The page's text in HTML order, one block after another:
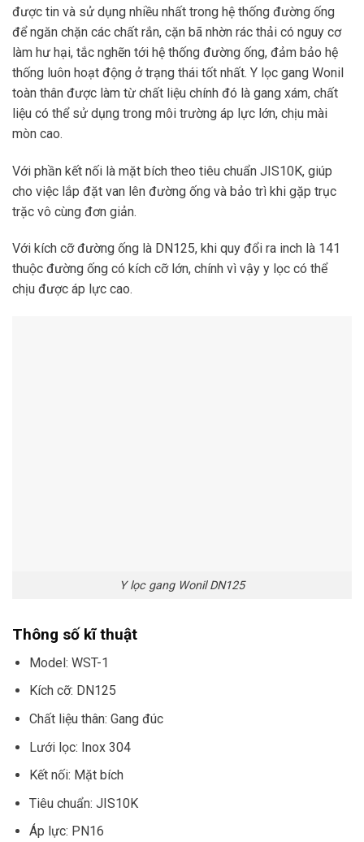
được tin và sử dụng nhiều nhất trong hệ thống đường ống
để ngăn chặn các chất rắn, cặn bã nhờn rác thải có nguy cơ
làm hư hại, tắc nghẽn tới hệ thống đường ống, đảm bảo hệ
thống luôn hoạt động ở trạng thái tốt nhất. Y lọc gang Wonil
toàn thân được làm từ chất liệu chính đó là gang xám, chất
liệu có thể sử dụng trong môi trường áp lực lớn, chịu mài
mòn cao.
Với phần kết nối là mặt bích theo tiêu chuẩn JIS10K, giúp
cho việc lắp đặt van lên đường ống và bảo trì khi gặp trục
trặc vô cùng đơn giản.
Với kích cỡ đường ống là DN125, khi quy đổi ra inch là 141
thuộc đường ống có kích cỡ lớn, chính vì vậy y lọc có thể
chịu được áp lực cao.
Y lọc gang Wonil DN125
Thông số kĩ thuật
Model: WST-1
Kích cỡ: DN125
Chất liệu thân: Gang đúc
Lưới lọc: Inox 304
Kết nối: Mặt bích
Tiêu chuẩn: JIS10K
Áp lực: PN16